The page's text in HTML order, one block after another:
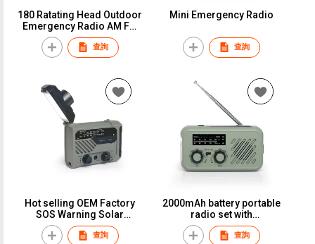
180 Ratating Head Outdoor
Emergency Radio AM FM
Solar Dynamo Hand Crank
Portable Radio With
Flashlight Magnetic
查詢
Mini Emergency Radio
查詢
Hot selling OEM Factory
SOS Warning Solar
Emergency Weather Radio
Crank Generator
查詢
2000mAh battery portable
radio set with
rechargeable flashlight
查詢